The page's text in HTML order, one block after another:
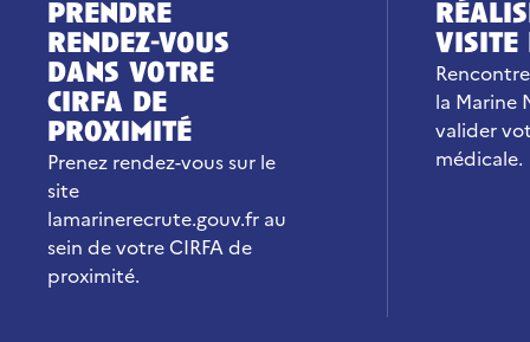
prendre
rendez-vous
dans votre
cirfa de
proximité
Prenez rendez-vous sur le
site
lamarinerecrute.gouv.fr au
sein de votre CIRFA de
proximité.
visite
la Marine
valider
médicale.